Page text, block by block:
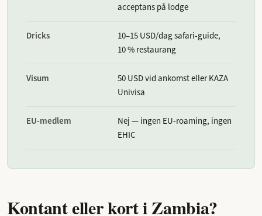
acceptans på lodge
Dricks
10–15 USD/dag safari-guide,
10 % restaurang
Visum
50 USD vid ankomst eller KAZA
Univisa
EU-medlem
Nej — ingen EU-roaming, ingen
EHIC
Kontant eller kort i Zambia?